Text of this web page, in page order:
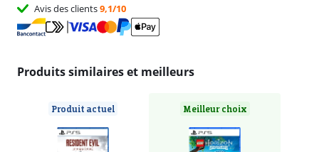
Avis des clients9,1/10
Produits similaires et meilleurs
Produit actuel Meilleur choix